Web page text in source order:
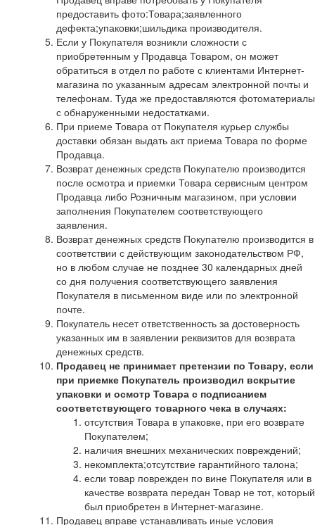
предоставить фото:Товара;заявленного
дефекта;упаковки;шильдика производителя.
Если у Покупателя возникли сложности с
приобретенным у Продавца Товаром, он может
обратиться в отдел по работе с клиентами Интернет-
магазина по указанным адресам электронной почты и
телефонам. Туда же предоставляются фотоматериалы
с обнаруженными недостатками.
При приеме Товара от Покупателя курьер службы
доставки обязан выдать акт приема Товара по форме
Продавца.
Возврат денежных средств Покупателю производится
после осмотра и приемки Товара сервисным центром
Продавца либо Розничным магазином, при условии
заполнения Покупателем соответствующего
заявления.
Возврат денежных средств Покупателю производится в
соответствии с действующим законодательством РФ,
но в любом случае не позднее 30 календарных дней
со дня получения соответствующего заявления
Покупателя в письменном виде или по электронной
почте.
Покупатель несет ответственность за достоверность
указанных им в заявлении реквизитов для возврата
денежных средств.
Продавец не принимает претензии по Товару, если
при приемке Покупатель производил вскрытие
упаковки и осмотр Товара с подписанием
соответствующего товарного чека в случаях:
отсутствия Товара в упаковке, при его возврате
Покупателем;
наличия внешних механических повреждений;
некомплекта;отсутствие гарантийного талона;
если товар поврежден по вине Покупателя или в
качестве возврата передан Товар не тот, который
был приобретен в Интернет-магазине.
Продавец вправе устанавливать иные условия